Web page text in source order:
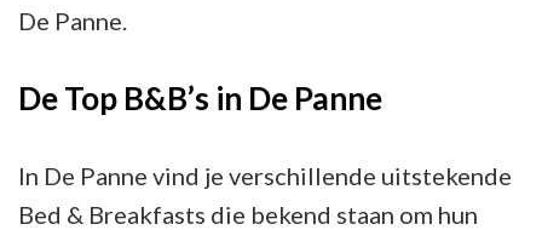
De Panne.
De Top B&B’s in De Panne
In De Panne vind je verschillende uitstekende
Bed & Breakfasts die bekend staan om hun